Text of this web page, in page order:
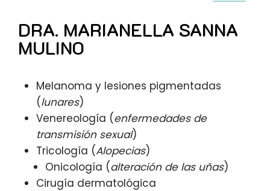
DRA. MARIANELLA SANNA
MULINO
Melanoma y lesiones pigmentadas
(lunares)
Venereología (enfermedades de
transmisión sexual)
Tricología (Alopecias)
Onicología (alteración de las uñas)
Cirugía dermatológica